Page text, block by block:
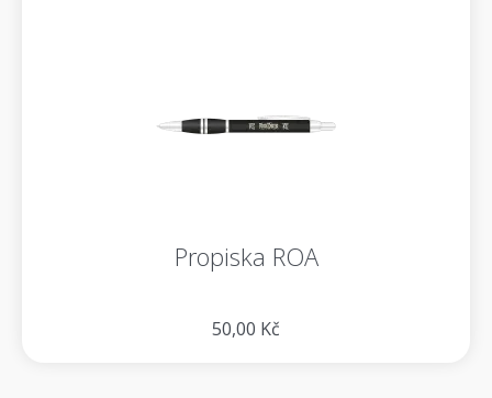
Propiska ROA
50,00 Kč